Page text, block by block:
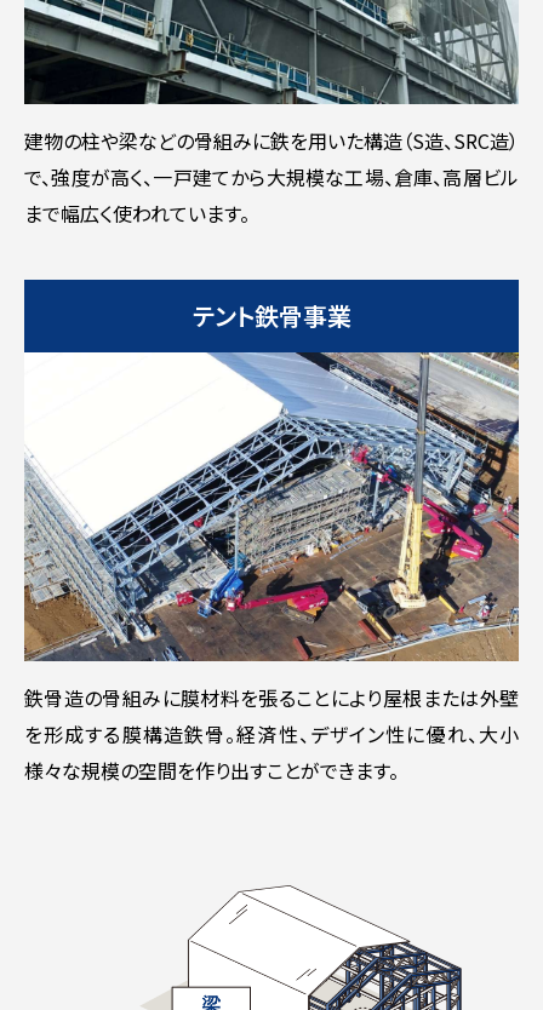
建物の柱や梁などの骨組みに鉄を用いた構造（S造、SRC造）
で、強度が高く、一戸建てから大規模な工場、倉庫、高層ビル
まで幅広く使われています。
テント鉄骨事業
鉄骨造の骨組みに膜材料を張ることにより屋根または外壁
を形成する膜構造鉄骨。経済性、デザイン性に優れ、大小
様々な規模の空間を作り出すことができます。